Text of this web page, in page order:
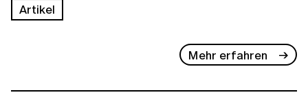
Artikel
Mehr erfahren